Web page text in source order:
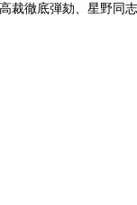
徹底弾劾、星野同